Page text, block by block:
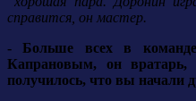
справится, он мастер.
- Больше всех в
Капрановым, он
получилось, что вы начали